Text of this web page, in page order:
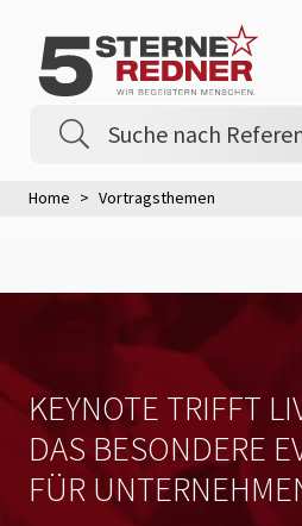
Home Vortragsthemen
KEYNOTE TRIFFT
DAS BESONDERE
FÜR